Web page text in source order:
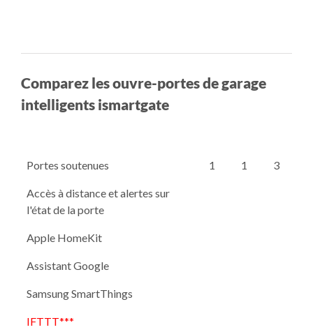
Comparez les ouvre-portes de garage
intelligents ismartgate
Portes soutenues 1 1 3
Accès à distance et alertes sur
l'état de la porte
Apple HomeKit
Assistant Google
Samsung SmartThings
IFTTT***